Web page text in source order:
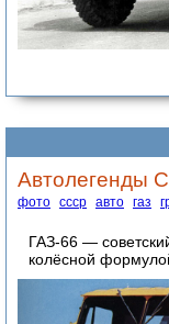
Автолегенды
фото ссср авто газ
ГАЗ-66 —
колёсной